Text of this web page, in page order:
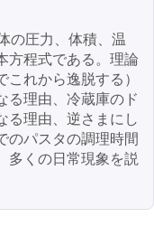
の圧力、体積、温
方程式である。理論
れから逸脱する）
る理由、冷蔵庫のド
る理由、逆さまにし
のパスタの調理時間
多くの日常現象を説